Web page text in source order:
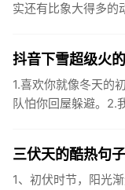
实还有比象大得多的
抖音下雪超级火
1.喜欢你就像冬天的
队怕你回屋躲避。2.
三伏天的酷热句
1、初伏时节，阳光